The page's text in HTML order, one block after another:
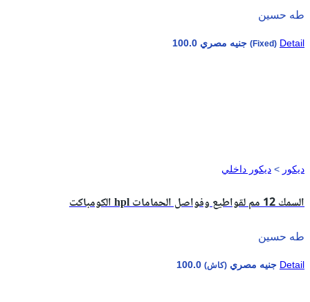
طه حسين
(Fixed) Detail
ديكور > ديكور داخلي
الكومباكت hpl السمك 12 مم لقواطيع وفواصل الحمامات
طه حسين
100.0 جنيه مصري (كاش) Detail